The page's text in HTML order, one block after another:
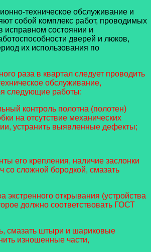
техническое обслуживание и
собой комплекс работ, проводимых
исправном состоянии и
дверей и люков,
их использования по
раза в квартал следует проводить
обслуживание,
следующие работы:
контроль полотна (полотен)
на отсутствие механических
устранить выявленные дефекты;
его крепления, наличие заслонки
со сложной бородкой, смазать
экстренного открывания (устройства
должно соответствовать ГОСТ
смазать штыри и шариковые
изношенные части,